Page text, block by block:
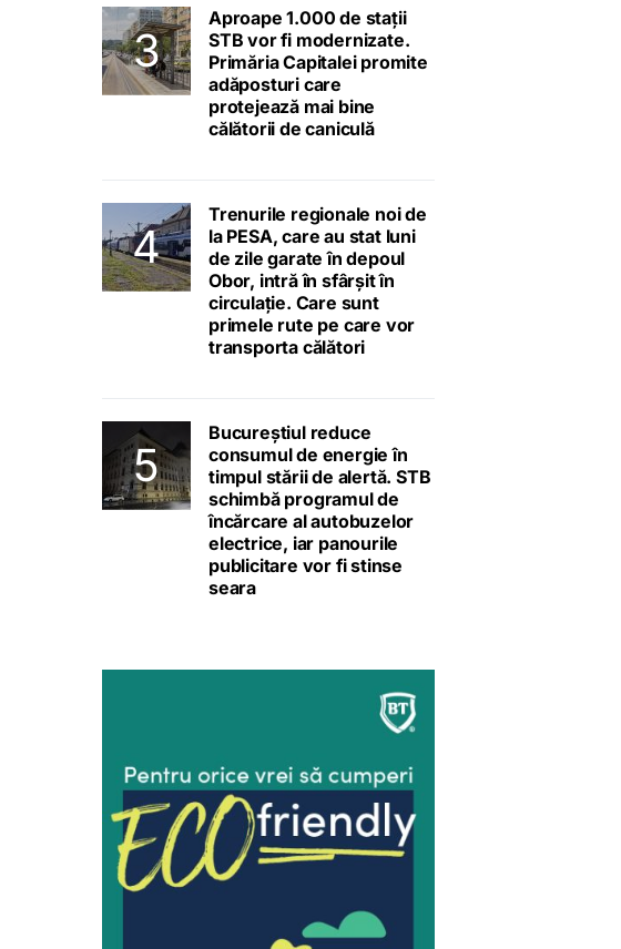
Aproape 1.000 de stații
STB vor fi modernizate.
Primăria Capitalei promite
adăposturi care
protejează mai bine
călătorii de caniculă
Trenurile regionale noi de
la PESA, care au stat luni
de zile garate în depoul
Obor, intră în sfârșit în
circulație. Care sunt
primele rute pe care vor
transporta călători
Bucureștiul reduce
consumul de energie în
timpul stării de alertă. STB
schimbă programul de
încărcare al autobuzelor
electrice, iar panourile
publicitare vor fi stinse
seara